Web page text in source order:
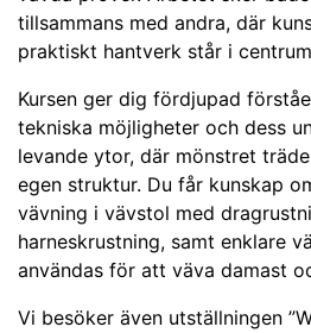
tillsammans med andra, där
praktiskt hantverk står i
Kursen ger dig fördjupad
tekniska möjligheter och dess
levande ytor, där mönstret
egen struktur. Du får kunskap
vävning i vävstol med
harneskrustning, samt enklare
användas för att väva damast
Vi besöker även utställningen